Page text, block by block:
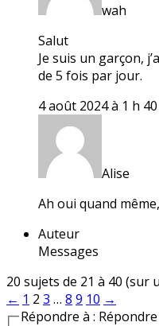
wah
Salut
Je suis un garçon,
de 5 fois par jour.
4 août 2024 à 1 h
Alise
Ah oui quand
Auteur
Messages
20 sujets de 21 à 40 (sur
← 1 2 3 … 8 9 10 →
Répondre à :